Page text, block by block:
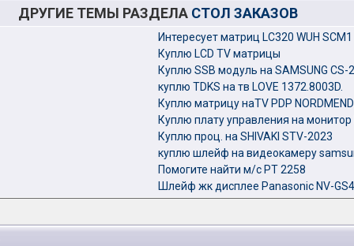
ДРУГИЕ ТЕМЫ РАЗДЕЛА СТОЛ ЗАКАЗОВ
Интересует матриц LC320 WUH SCM1
Куплю LCD TV матрицы
Куплю SSB модуль на SAMSUNG CS-
куплю TDKS на тв LOVE 1372.8003D.
Куплю матрицу наTV PDP
Куплю плату управления на монитор
Куплю проц. на SHIVAKI STV-2023
куплю шлейф на видеокамеру
Помогите найти м/с PT 2258
Шлейф жк дисплее Panasonic NV-